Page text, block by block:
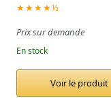
★★★★½
Prix sur demande
En stock
Voir le produit